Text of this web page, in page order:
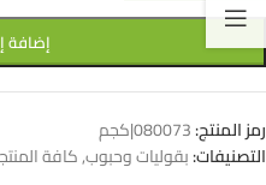
إضافة
رمز المنتج:080073|كجم
التصنيفات:بقوليات وحبوب,كافة